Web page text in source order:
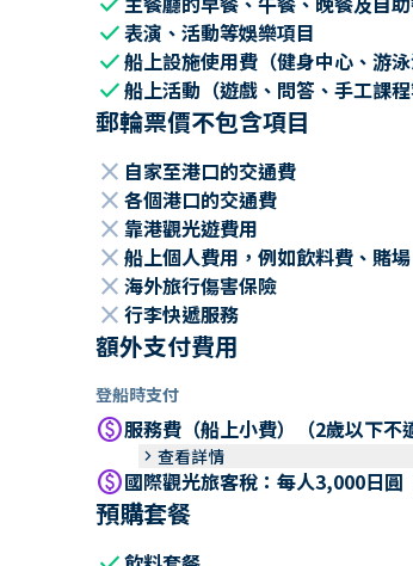
check表演、活動等娛樂項目
check船上設施使用費（健身中心、游
check船上活動（遊戲、問答、手工課程
郵輪票價不包含項目
close 自家至港口的交通費
close 各個港口的交通費
close 靠港觀光遊費用
close 船上個人費用，例如飲料費、賭
close 海外旅行傷害保險
close 行李快遞服務
額外支付費用
登船時支付
paid服務費（船上小費）（2歲以下不
keyboard_arrow_right 查看詳情
paid國際觀光旅客稅：每人3,000日
預購套餐